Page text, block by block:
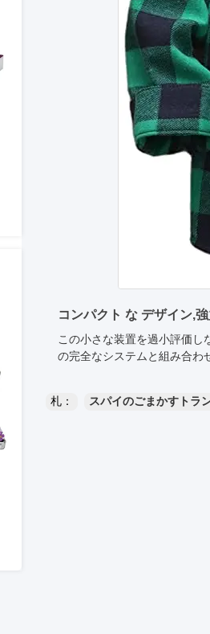
コンパクト な デザイン,
この小さな装置を過小評価
の完全なシステムと組み合わ
札： スパイのごまかすトラ